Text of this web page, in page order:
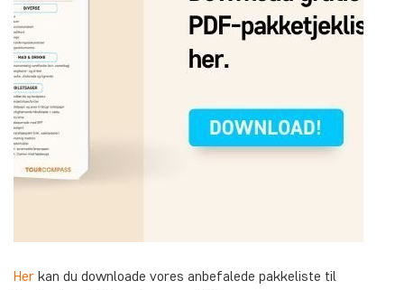
Her kan du downloade vores anbefalede pakkeliste til